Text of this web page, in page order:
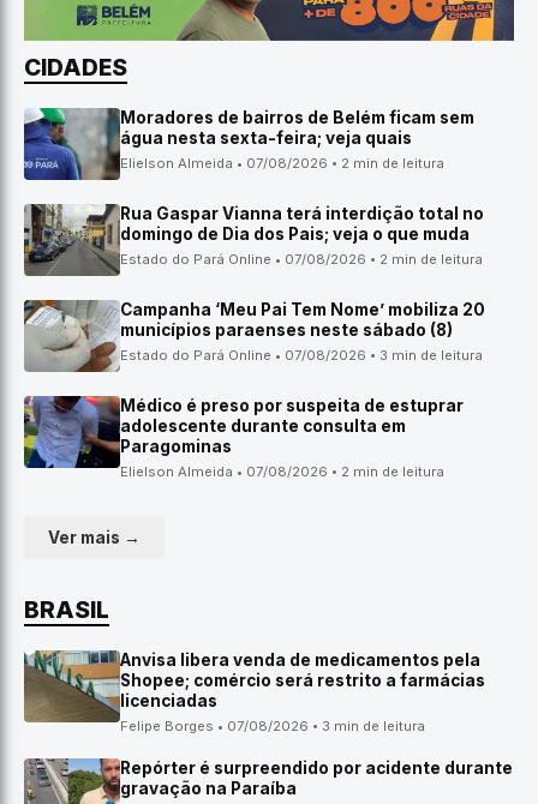
CIDADES
Moradores de bairros de Belém ficam sem
água nesta sexta-feira; veja quais
Elielson Almeida • 07/08/2026 • 2 min de leitura
Rua Gaspar Vianna terá interdição total no
domingo de Dia dos Pais; veja o que muda
Estado do Pará Online • 07/08/2026 • 2 min de leitura
Campanha ‘Meu Pai Tem Nome’ mobiliza 20
municípios paraenses neste sábado (8)
Estado do Pará Online • 07/08/2026 • 3 min de leitura
Médico é preso por suspeita de estuprar
adolescente durante consulta em
Paragominas
Elielson Almeida • 07/08/2026 • 2 min de leitura
Ver mais →
BRASIL
Anvisa libera venda de medicamentos pela
Shopee; comércio será restrito a farmácias
licenciadas
Felipe Borges • 07/08/2026 • 3 min de leitura
Repórter é surpreendido por acidente durante
gravação na Paraíba